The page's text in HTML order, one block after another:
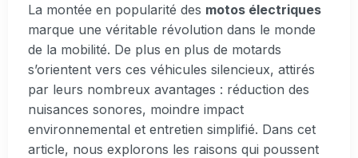
La montée en popularité des motos électriques
marque une véritable révolution dans le monde
de la mobilité. De plus en plus de motards
s’orientent vers ces véhicules silencieux, attirés
par leurs nombreux avantages : réduction des
nuisances sonores, moindre impact
environnemental et entretien simplifié. Dans cet
article, nous explorons les raisons qui poussent